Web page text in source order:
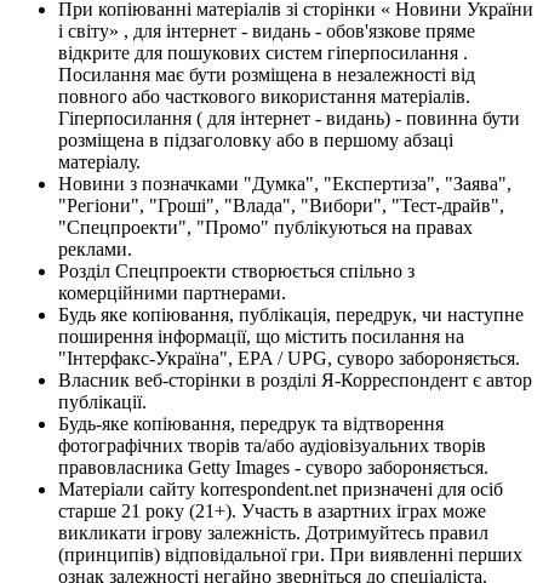
При копіюванні матеріалів зі сторінки « Новини України
і світу» , для інтернет - видань - обов'язкове пряме
відкрите для пошукових систем гіперпосилання .
Посилання має бути розміщена в незалежності від
повного або часткового використання матеріалів.
Гіперпосилання ( для інтернет - видань) - повинна бути
розміщена в підзаголовку або в першому абзаці
матеріалу.
Новини з позначками "Думка", "Експертиза", "Заява",
"Регіони", "Гроші", "Влада", "Вибори", "Тест-драйв",
"Спецпроекти", "Промо" публікуються на правах
реклами.
Розділ Спецпроекти створюється спільно з
комерційними партнерами.
Будь яке копіювання, публікація, передрук, чи наступне
поширення інформації, що містить посилання на
"Інтерфакс-Україна", EPA / UPG, суворо забороняється.
Власник веб-сторінки в розділі Я-Корреспондент є автор
публікації.
Будь-яке копіювання, передрук та відтворення
фотографічних творів та/або аудіовізуальних творів
правовласника Getty Images - суворо забороняється.
Матеріали сайту korrespondent.net призначені для осіб
старше 21 року (21+). Участь в азартних іграх може
викликати ігрову залежність. Дотримуйтесь правил
(принципів) відповідальної гри. При виявленні перших
ознак залежності негайно зверніться до спеціаліста.